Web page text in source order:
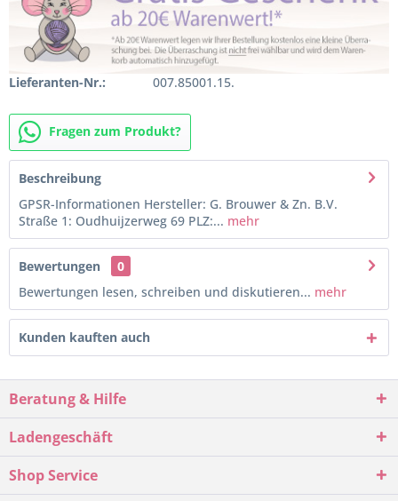
Lieferanten-Nr.: 007.85001.15.
Fragen zum Produkt?
Beschreibung
GPSR-Informationen Hersteller: G. Brouwer & Zn. B.V.
Straße 1: Oudhuijzerweg 69 PLZ:... mehr
Bewertungen
0
Bewertungen lesen, schreiben und diskutieren... mehr
Kunden kauften auch
Beratung & Hilfe
Ladengeschäft
Shop Service